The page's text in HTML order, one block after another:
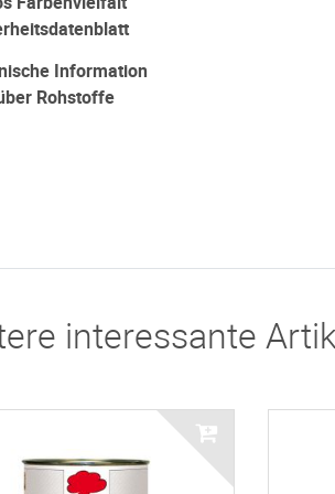
Information
Rohstoffe
interessante